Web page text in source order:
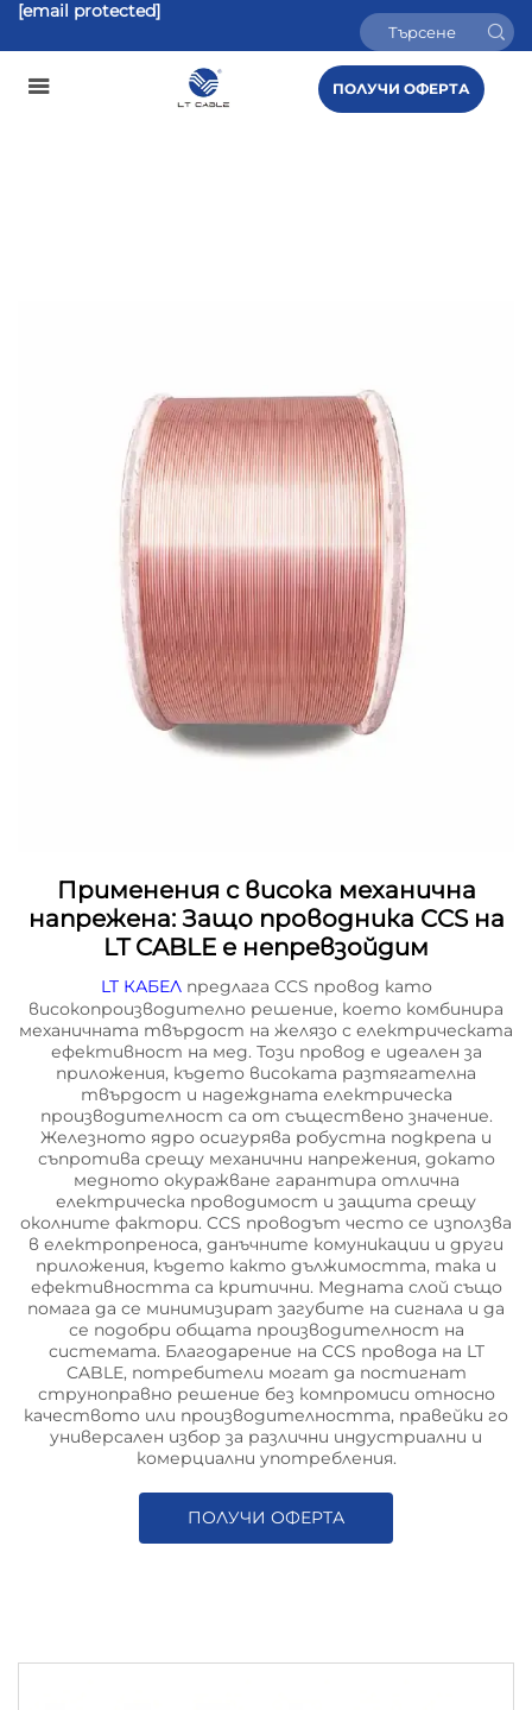
[email protected]
ПОЛУЧИ ОФЕРТА
Применения с висока механична
напрежена: Защо проводника CCS на
LT CABLE е непревзойдим
LT КАБЕЛ предлага CCS провод като
високопроизводително решение, което комбинира
механичната твърдост на желязо с електрическата
ефективност на мед. Този провод е идеален за
приложения, където високата разтягателна
твърдост и надеждната електрическа
производителност са от съществено значение.
Железното ядро осигурява робустна подкрепа и
съпротива срещу механични напрежения, докато
медното окуражване гарантира отлична
електрическа проводимост и защита срещу
околните фактори. CCS проводът често се използва
в електропреноса, данъчните комуникации и други
приложения, където както дължимостта, така и
ефективността са критични. Медната слой също
помага да се минимизират загубите на сигнала и да
се подобри общата производителност на
системата. Благодарение на CCS провода на LT
CABLE, потребители могат да постигнат
струноправно решение без компромиси относно
качеството или производителността, правейки го
универсален избор за различни индустриални и
комерциални употребления.
ПОЛУЧИ ОФЕРТА